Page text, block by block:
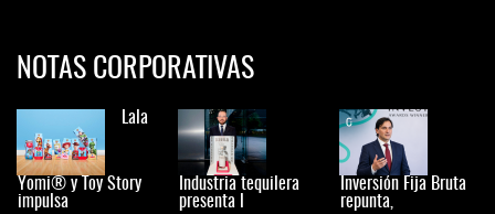
NOTAS CORPORATIVAS
Lala
Yomi® y Toy Story
impulsa
Industria tequilera
presenta l
Inversión Fija Bruta
repunta,